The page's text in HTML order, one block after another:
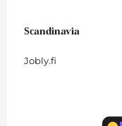
Scandinavia
Jobly.fi